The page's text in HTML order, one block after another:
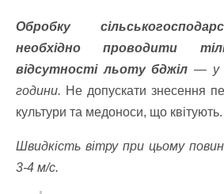
Обробку
необхідно проводити
відсутності льоту бджіл — у
години. Не допускати знесення
культури та медоноси, що квітують.
Швидкість вітру при цьому
3-4 м/с.